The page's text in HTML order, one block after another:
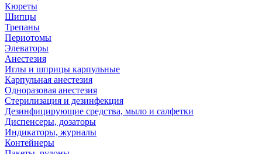
Кюреты
Шипцы
Трепаны
Периотомы
Элеваторы
Анестезия
Иглы и шприцы карпульные
Карпульная анестезия
Одноразовая анестезия
Стерилизация и дезинфекция
Дезинфицирующие средства, мыло и салфетки
Диспенсеры, дозаторы
Индикаторы, журналы
Контейнеры